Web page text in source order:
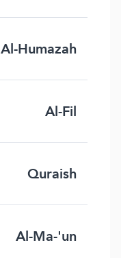
Al-Humazah
Al-Fil
Quraish
Al-Ma-'un